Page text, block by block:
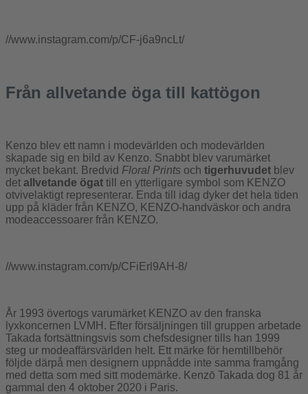
//www.instagram.com/p/CF-j6a9ncLt/
Från allvetande öga till kattögon
Kenzo blev ett namn i modevärlden och modevärlden
skapade sig en bild av Kenzo. Snabbt blev varumärket
mycket bekant. Bredvid Floral Prints och tigerhuvudet blev
det allvetande ögat till en ytterligare symbol som KENZO
otvivelaktigt representerar. Enda till idag dyker det hela tiden
upp på kläder från KENZO, KENZO-handväskor och andra
modeaccessoarer från KENZO.
//www.instagram.com/p/CFiErl9AH-8/
År 1993 övertogs varumärket KENZO av den franska
lyxkoncernen LVMH. Efter försäljningen till gruppen arbetade
Takada fortsättningsvis som chefsdesigner tills han 1999
steg ur modeaffärsvärlden helt. Ett märke för hemtillbehör
följde därpå men designern uppnådde inte samma framgång
med detta som med sitt modemärke. Kenzō Takada dog 81 år
gammal den 4 oktober 2020 i Paris.